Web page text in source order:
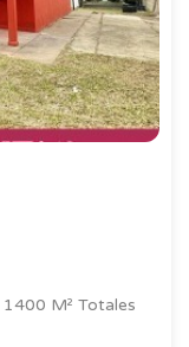
1400 M² Totales